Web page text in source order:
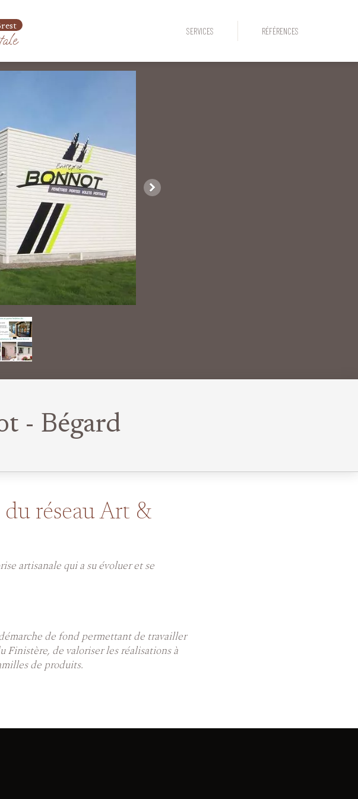
SERVICES RÉFÉRENCES
- Bégard
réseau Art &
artisanale qui a su évoluer et se
de fond permettant de travailler
de valoriser les réalisations à
de produits.